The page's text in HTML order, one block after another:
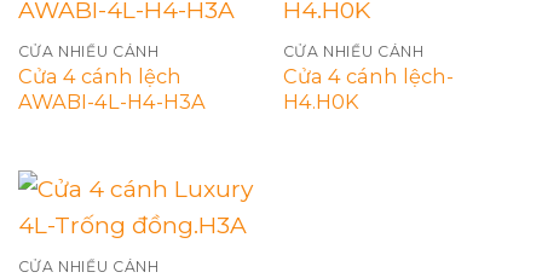
CỬA NHIỀU CÁNH
Cửa 4 cánh lệch
AWABI-4L-H4-H3A
CỬA NHIỀU CÁNH
Cửa 4 cánh lệch-
H4.H0K
CỬA NHIỀU CÁNH